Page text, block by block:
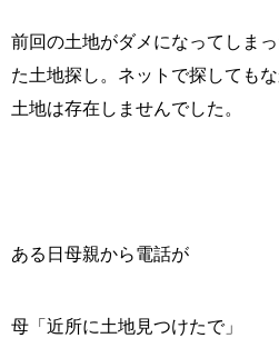
前回の土地がダメになってしま
た土地探し。ネットで探しても
土地は存在しませんでした。
ある日母親から電話が
母「近所に土地見つけたで」